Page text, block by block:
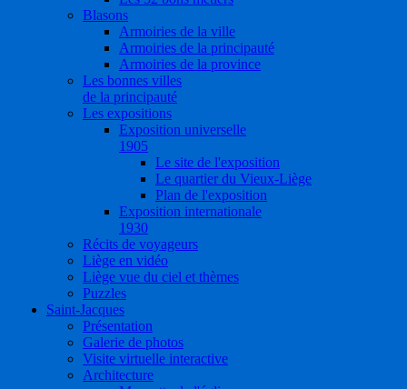
Blasons
Armoiries de la ville
Armoiries de la principauté
Armoiries de la province
Les bonnes villes
de la principauté
Les expositions
Exposition universelle
1905
Le site de l'exposition
Le quartier du Vieux-Liège
Plan de l'exposition
Exposition internationale
1930
Récits de voyageurs
Liège en vidéo
Liège vue du ciel et thèmes
Puzzles
Saint-Jacques
Présentation
Galerie de photos
Visite virtuelle interactive
Architecture